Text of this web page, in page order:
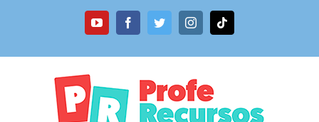
YouTubeFacebookTwitterInstagramTiktok